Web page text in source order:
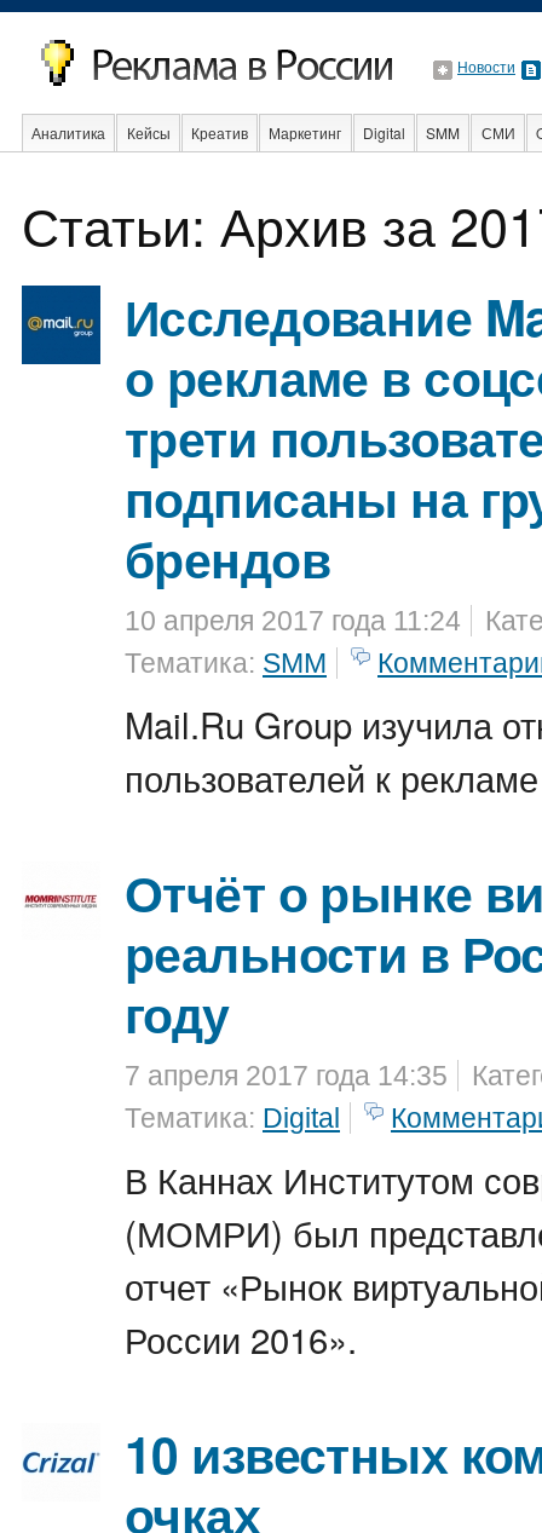
Новости
Аналитика Кейсы Креатив Маркетинг Digital SMM СМИ
Статьи: Архив за
Исследование
о рекламе в
трети
подписаны на
брендов
10 апреля 2017 года 11:24
Тематика: SMM
Mail.Ru Group изучила
пользователей к
Отчёт о рынке
реальности в
году
7 апреля 2017 года 14:35
Тематика: Digital
В Каннах Институтом
(МОМРИ) был
отчет «Рынок
России 2016».
10 известных
очках